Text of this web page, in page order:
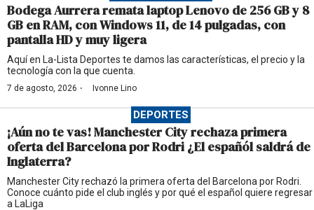
Bodega Aurrera remata laptop Lenovo de 256 GB y 8
GB en RAM, con Windows 11, de 14 pulgadas, con
pantalla HD y muy ligera
Aquí en La-Lista Deportes te damos las características, el precio y la
tecnología con la que cuenta.
7 de agosto, 2026 · Ivonne Lino
DEPORTES
¡Aún no te vas! Manchester City rechaza primera
oferta del Barcelona por Rodri ¿El españól saldrá de
Inglaterra?
Manchester City rechazó la primera oferta del Barcelona por Rodri.
Conoce cuánto pide el club inglés y por qué el español quiere regresar
a LaLiga